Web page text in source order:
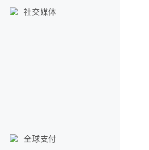
社交媒体
全球支付